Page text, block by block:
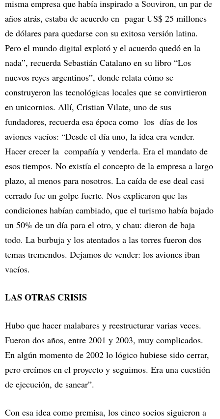
misma empresa que había inspirado a Souviron, un par de
años atrás, estaba de acuerdo en pagar US$ 25 millones
de dólares para quedarse con su exitosa versión latina.
Pero el mundo digital explotó y el acuerdo quedó en la
nada”, recuerda Sebastián Catalano en su libro “Los
nuevos reyes argentinos”, donde relata cómo se
construyeron las tecnológicas locales que se convirtieron
en unicornios. Allí, Cristian Vilate, uno de sus
fundadores, recuerda esa época como los días de los
aviones vacíos: “Desde el día uno, la idea era vender.
Hacer crecer la compañía y venderla. Era el mandato de
esos tiempos. No existía el concepto de la empresa a largo
plazo, al menos para nosotros. La caída de ese deal casi
cerrado fue un golpe fuerte. Nos explicaron que las
condiciones habían cambiado, que el turismo había bajado
un 50% de un día para el otro, y chau: dieron de baja
todo. La burbuja y los atentados a las torres fueron dos
temas tremendos. Dejamos de vender: los aviones iban
vacíos.
LAS OTRAS CRISIS
Hubo que hacer malabares y reestructurar varias veces.
Fueron dos años, entre 2001 y 2003, muy complicados.
En algún momento de 2002 lo lógico hubiese sido cerrar,
pero creímos en el proyecto y seguimos. Era una cuestión
de ejecución, de sanear”.
Con esa idea como premisa, los cinco socios siguieron a